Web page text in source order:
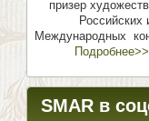
призер
Российских
Международных
SMAR в